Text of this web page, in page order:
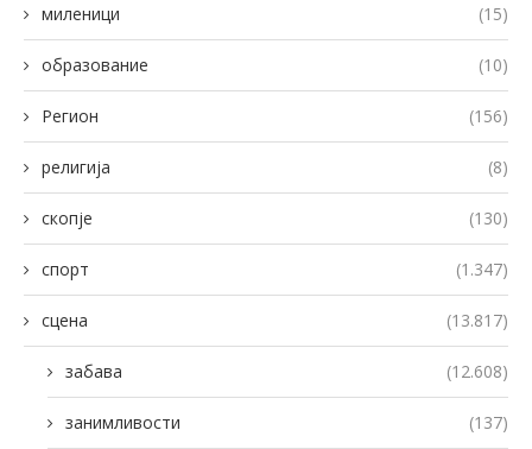
миленици (15)
образование (10)
Регион (156)
религија (8)
скопје (130)
спорт (1.347)
сцена (13.817)
забава (12.608)
занимливости (137)